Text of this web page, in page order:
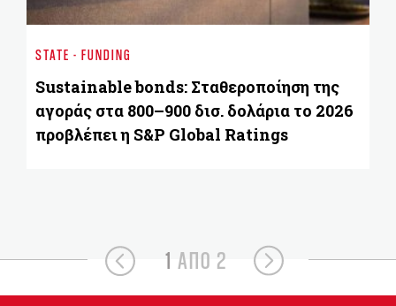
STATE - FUNDING
Sustainable bonds: Σταθεροποίηση της
αγοράς στα 800–900 δισ. δολάρια το 2026
προβλέπει η S&P Global Ratings
1 ΑΠΟ 2